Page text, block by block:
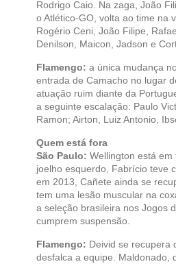
Rodrigo Caio. Na zaga, João
o Atlético-GO, volta ao time na
Rogério Ceni, João Filipe,
Denilson, Maicon, Jadson e
Flamengo: a única mudança
entrada de Camacho no lugar
atuação ruim diante da
a seguinte escalação: Paulo
Ramon; Airton, Luiz Antonio,
Quem está fora
São Paulo: Wellington está
joelho esquerdo, Fabrício teve
em 2013, Cañete ainda se
tem uma lesão muscular na
a seleção brasileira nos Jogos
cumprem suspensão.
Flamengo: Deivid se recupera
desfalca a equipe. Maldonado,